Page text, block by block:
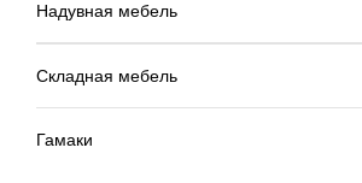
Надувная мебель
Складная мебель
Гамаки